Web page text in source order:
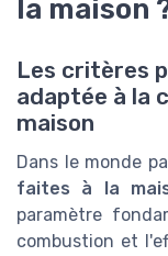
la maison
Les critères
adaptée à la
maison
Dans le monde
faites à la
paramètre
combustion et